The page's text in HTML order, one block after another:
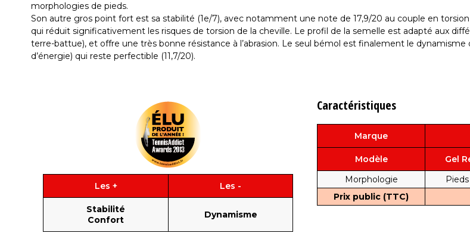
morphologies de pieds.
Son autre gros point fort est sa stabilité (1e/7), avec notamment une note de 17,9/20 au couple en
qui réduit significativement les risques de torsion de la cheville. Le profil de la semelle est adapté aux
terre-battue), et offre une très bonne résistance à l’abrasion. Le seul bémol est finalement le dynamisme
d’énergie) qui reste perfectible (11,7/20).
Les + Les -
Stabilité
Confort
Dynamisme
Caractéristiques
Marque
Modèle
Gel
Morphologie
Prix public (TTC)